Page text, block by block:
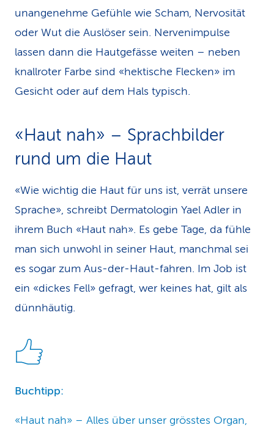
unangenehme Gefühle wie Scham, Nervosität
oder Wut die Auslöser sein. Nervenimpulse
lassen dann die Hautgefässe weiten – neben
knallroter Farbe sind «hektische Flecken» im
Gesicht oder auf dem Hals typisch.
«Haut nah» – Sprachbil­der
rund um die Haut
«Wie wichtig die Haut für uns ist, verrät unsere
Sprache», schreibt Dermatologin Yael Adler in
ihrem Buch «Haut nah». Es gebe Tage, da fühle
man sich unwohl in seiner Haut, manchmal sei
es sogar zum Aus-der-Haut-fahren. Im Job ist
ein «dickes Fell» gefragt, wer keines hat, gilt als
dünnhäutig.
Buchtipp:
«Haut nah» – Alles über unser grösstes Organ,